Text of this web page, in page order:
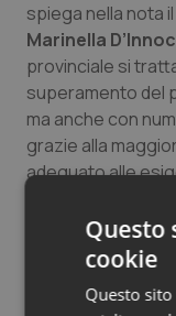
Tumore al
Tumore
Tumori del
Ulcera &
Vaccini
spiega nella nota
Marinella
provinciale si
superamento del
ma anche con
grazie alla
adeguato alle
sanità della
complesso, che
difficile.
Questo
cookie
Questo